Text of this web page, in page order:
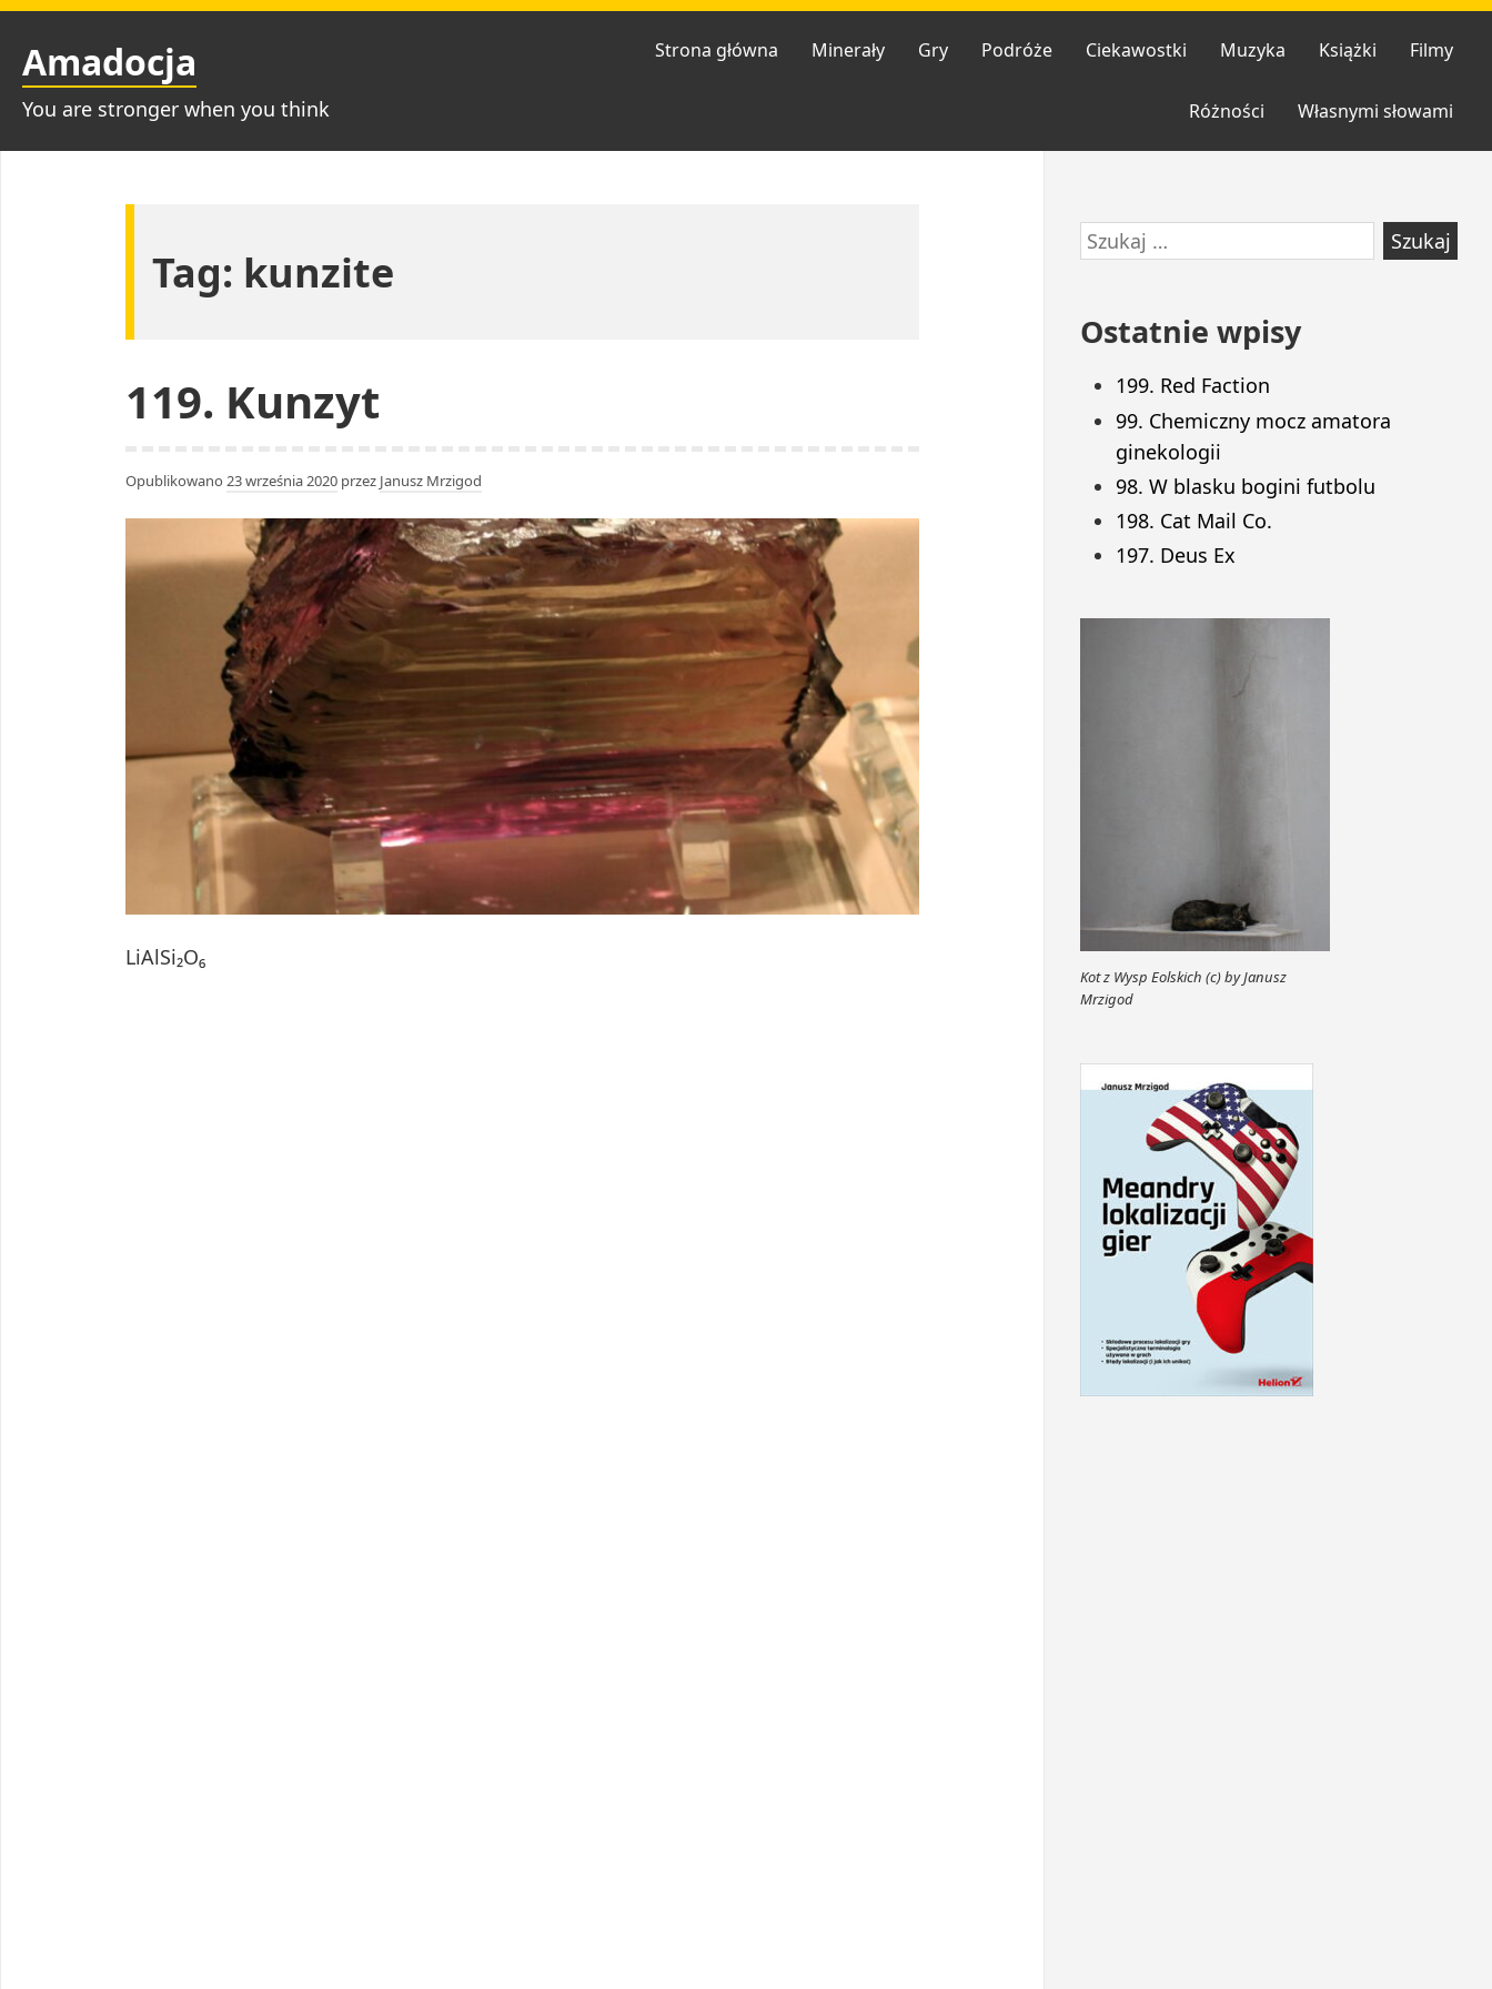
Przejdź
treści
Amadocja
You are stronger when you think
Strona główna Minerały Gry Podróże Ciekawostki Muzyka Książki Filmy
Różności Własnymi słowami
Tag: kunzite
119. Kunzyt
Opublikowano 23 września 2020 przez Janusz Mrzigod
LiAlSi₂O₆
Przejdź
do
Szukaj:
Ostatnie wpisy
199. Red Faction
99. Chemiczny mocz amatora
ginekologii
98. W blasku bogini futbolu
198. Cat Mail Co.
197. Deus Ex
Kot z Wysp Eolskich (c) by Janusz
Mrzigod